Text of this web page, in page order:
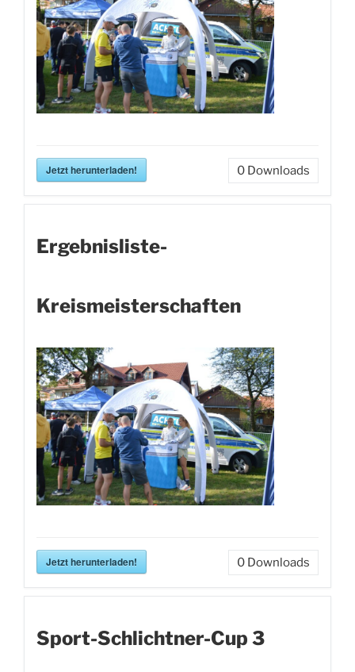
Jetzt herunterladen! 0 Downloads
Ergebnisliste-
Kreismeisterschaften
Jetzt herunterladen! 0 Downloads
Sport-Schlichtner-Cup 3